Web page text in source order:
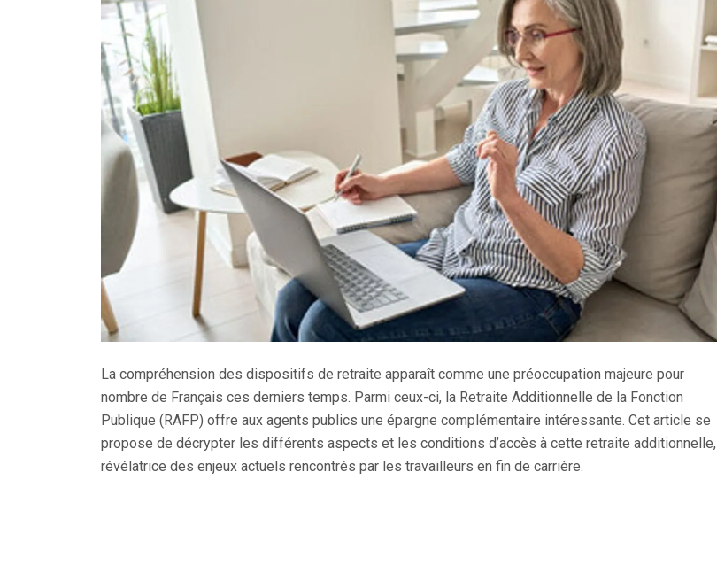
La compréhension des dispositifs de retraite apparaît comme une préoccupation majeure pour
nombre de Français ces derniers temps. Parmi ceux-ci, la Retraite Additionnelle de la Fonction
Publique (RAFP) offre aux agents publics une épargne complémentaire intéressante. Cet article se
propose de décrypter les différents aspects et les conditions d’accès à cette retraite additionnelle,
révélatrice des enjeux actuels rencontrés par les travailleurs en fin de carrière.